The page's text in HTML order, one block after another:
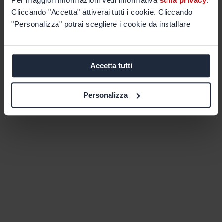
Cliccando "Accetta" attiverai tutti i cookie. Cliccando
"Personalizza" potrai scegliere i cookie da installare
Accetta tutti
Personalizza